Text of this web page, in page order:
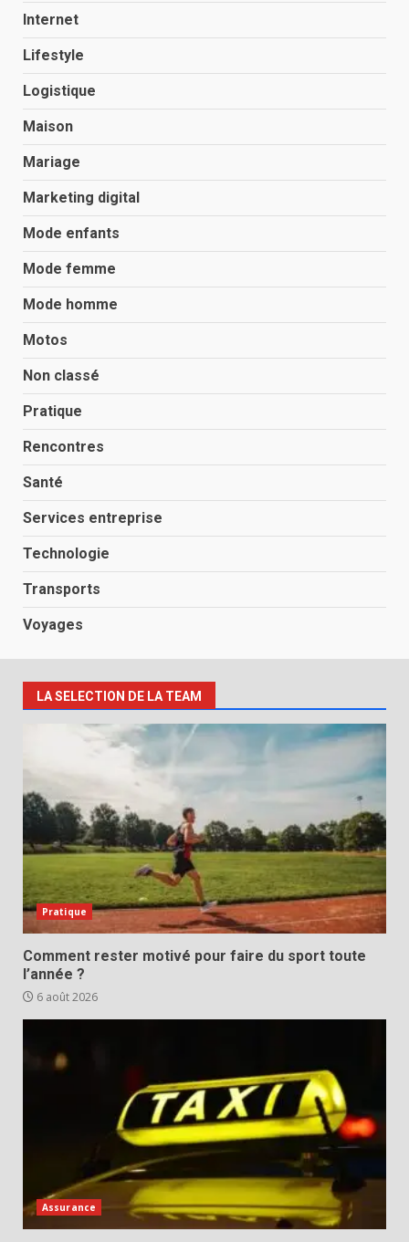
Internet
Lifestyle
Logistique
Maison
Mariage
Marketing digital
Mode enfants
Mode femme
Mode homme
Motos
Non classé
Pratique
Rencontres
Santé
Services entreprise
Technologie
Transports
Voyages
LA SELECTION DE LA TEAM
Pratique
Comment rester motivé pour faire du sport toute
l’année ?
6 août 2026
Assurance